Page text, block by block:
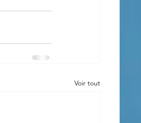
Voir tout